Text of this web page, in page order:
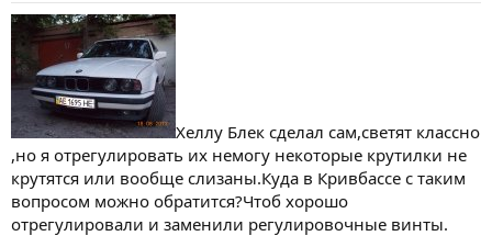
Хеллу Блек сделал сам,светят классно
,но я отрегулировать их немогу некоторые крутилки не
крутятся или вообще слизаны.Куда в Кривбассе с таким
вопросом можно обратится?Чтоб хорошо
отрегулировали и заменили регулировочные винты.